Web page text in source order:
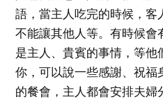
語，當主人吃完的時候，客
不能讓其他人等。有時候會
是主人、貴賓的事情，等他
你，可以說一些感謝、祝福
的餐會，主人都會安排夫婦